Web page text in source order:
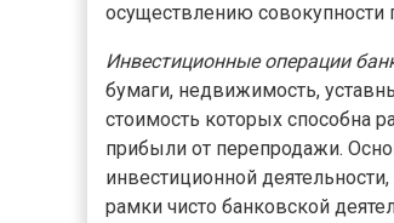
осуществлению совокупности
Инвестиционные операции
бумаги, недвижимость,
стоимость которых способна
прибыли от перепродажи.
инвестиционной
рамки чисто банковской